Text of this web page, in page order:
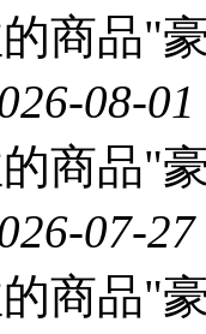
商品"
08-
商品"
07-
商品"